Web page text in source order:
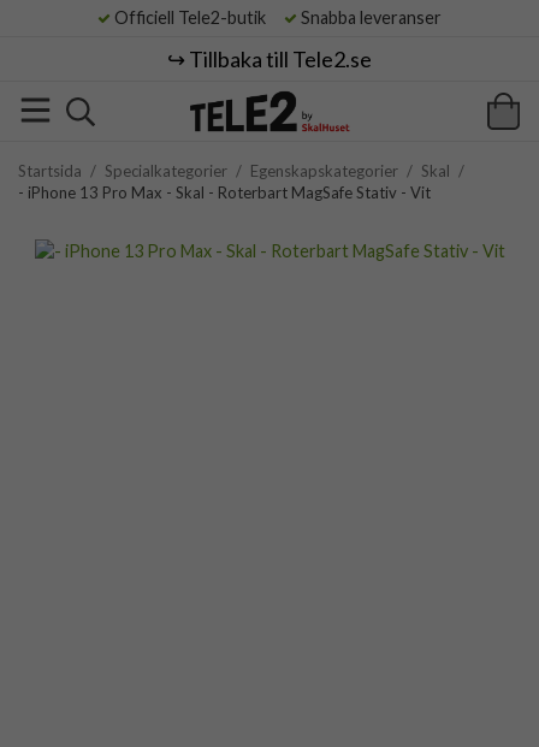
Officiell Tele2-butik Snabba leveranser
↪️ Tillbaka till Tele2.se
Startsida / Specialkategorier / Egenskapskategorier / Skal /
- iPhone 13 Pro Max - Skal - Roterbart MagSafe Stativ - Vit